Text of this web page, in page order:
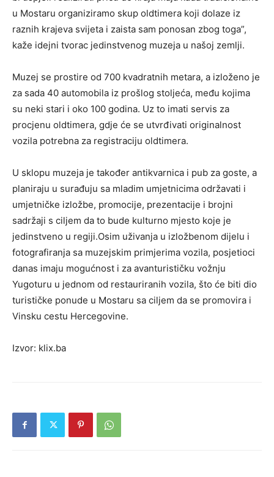
u Mostaru organiziramo skup oldtimera koji dolaze iz
raznih krajeva svijeta i zaista sam ponosan zbog toga”,
kaže idejni tvorac jedinstvenog muzeja u našoj zemlji.
Muzej se prostire od 700 kvadratnih metara, a izloženo je
za sada 40 automobila iz prošlog stoljeća, među kojima
su neki stari i oko 100 godina. Uz to imati servis za
procjenu oldtimera, gdje će se utvrđivati originalnost
vozila potrebna za registraciju oldtimera.
U sklopu muzeja je također antikvarnica i pub za goste, a
planiraju u surađuju sa mladim umjetnicima održavati i
umjetničke izložbe, promocije, prezentacije i brojni
sadržaji s ciljem da to bude kulturno mjesto koje je
jedinstveno u regiji.Osim uživanja u izložbenom dijelu i
fotografiranja sa muzejskim primjerima vozila, posjetioci
danas imaju mogućnost i za avanturističku vožnju
Yugoturu u jednom od restauriranih vozila, što će biti dio
turističke ponude u Mostaru sa ciljem da se promovira i
Vinsku cestu Hercegovine.
Izvor: klix.ba